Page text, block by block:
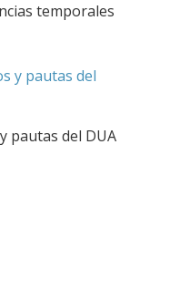
temporales
pautas del DUA